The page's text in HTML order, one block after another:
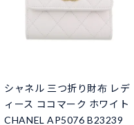
シャネル 三つ折り財布 レデ
ィース ココマーク ホワイト
CHANEL AP5076 B23239